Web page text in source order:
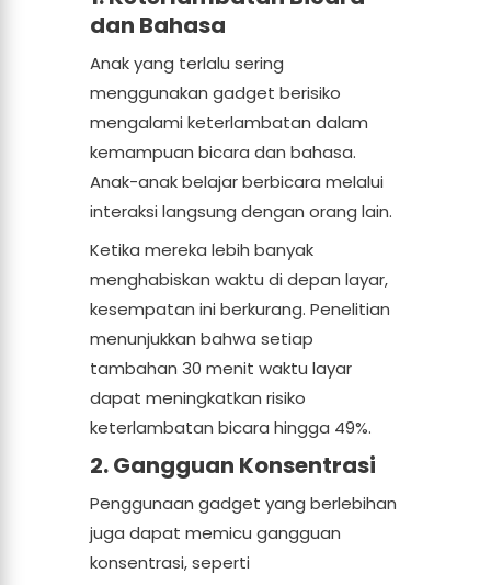
dan Bahasa
Anak yang terlalu sering
menggunakan gadget berisiko
mengalami keterlambatan dalam
kemampuan bicara dan bahasa.
Anak-anak belajar berbicara melalui
interaksi langsung dengan orang lain.
Ketika mereka lebih banyak
menghabiskan waktu di depan layar,
kesempatan ini berkurang. Penelitian
menunjukkan bahwa setiap
tambahan 30 menit waktu layar
dapat meningkatkan risiko
keterlambatan bicara hingga 49%.
2. Gangguan Konsentrasi
Penggunaan gadget yang berlebihan
juga dapat memicu gangguan
konsentrasi, seperti